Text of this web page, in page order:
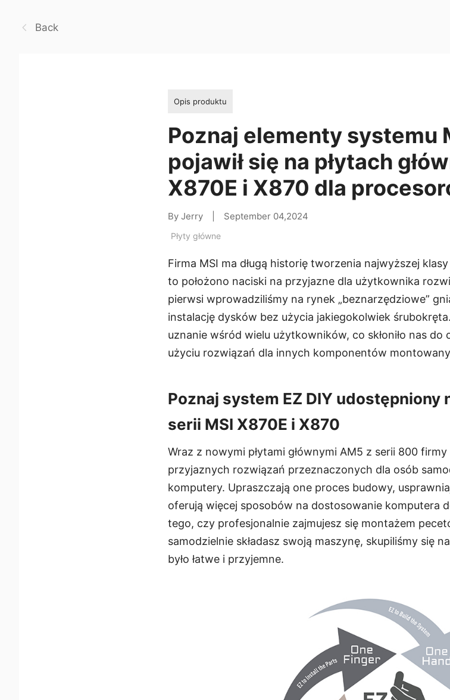
Back
Opis produktu
Poznaj elementy systemu
pojawił się na płytach
X870E i X870 dla
By Jerry September 04,2024
Płyty główne
Firma MSI ma długą historię tworzenia najwyższej
to położono naciski na przyjazne dla użytkownika
pierwsi wprowadziliśmy na rynek „beznarzędziowe”
instalację dysków bez użycia jakiegokolwiek
uznanie wśród wielu użytkowników, co skłoniło nas
użyciu rozwiązań dla innych komponentów
Poznaj system EZ DIY udostępniony
serii MSI X870E i X870
Wraz z nowymi płytami głównymi AM5 z serii 800
przyjaznych rozwiązań przeznaczonych dla osób
komputery. Upraszczają one proces budowy,
oferują więcej sposobów na dostosowanie komputera
tego, czy profesjonalnie zajmujesz się montażem
samodzielnie składasz swoją maszynę, skupiliśmy się
było łatwe i przyjemne.